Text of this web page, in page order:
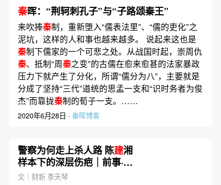
秦晖：“荆轲刺孔子”与“子路颂秦王”
来吹捧秦制，重新堕入“儒表法里”、“儒的吏化”之
泥坑，这样的人和事也越来越多。 说起来这也是
秦制下儒家的一个可悲之处。从战国时起，崇周仇
秦、抵制“周秦之变”的古儒在愈来愈甚的法家暴政
压力下就产生了分化，所谓“儒分为八”，主要就是
分成了坚持“三代”道统的思孟一支和“识时务者为俊
杰”而靠拢秦制的荀子一支。……
2020年6月28日 · 秦晖博客
警察为何走上杀人路 陈建湘
样本下的深层伤疤｜前事·后
事
文｜财新 季天琴